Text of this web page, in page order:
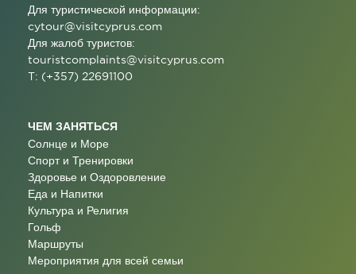
Для туристической информации:
cytour@visitcyprus.com
Для жалоб туристов:
touristcomplaints@visitcyprus.com
T: (+357) 22691100
ЧЕМ ЗАНЯТЬСЯ
Солнце и Море
Спорт и Тренировки
Здоровье и Оздоровление
Еда и Напитки
Культура и Религия
Гольф
Маршруты
Мероприятия для всей семьи